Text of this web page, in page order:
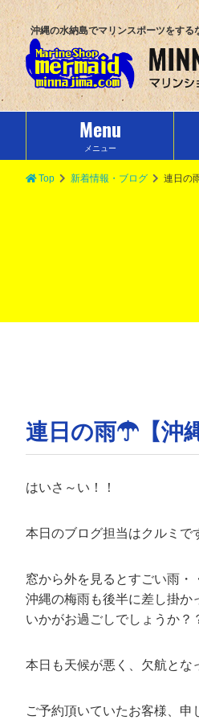
沖縄の水納島でマリンスポーツをする
Menu
メニュー
Top 新着情報・ブログ 連日の
連日の雨☂【沖
はいさ～い！！
本日のブログ担当はクルミで
窓から外を見るとすごい雨・
沖縄の梅雨も後半に差し掛か
いかがお過ごしでしょうか？
本日も天候が悪く、欠航とな
ご予約頂いていたお客様、申